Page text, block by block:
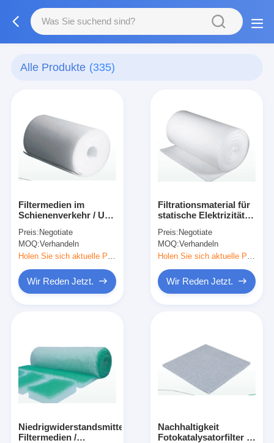
Alle Produkte (335)
Filtermedien im
Schienenverkehr / U-
Korrosionsbeständig
Hochtemperaturbeständig
Preis: Negotiate
MOQ:Verhandeln
Wir Reden Jetzt.
Filtrationsmaterial für
statische Elektrizität
Niederdruckabfall
Preis: Negotiate
MOQ:Verhandeln
Wir Reden Jetzt.
Niedrigwiderstandsmittel
Filtermedien /
Nachhaltigkeit
Fotokatalysatorfilter /